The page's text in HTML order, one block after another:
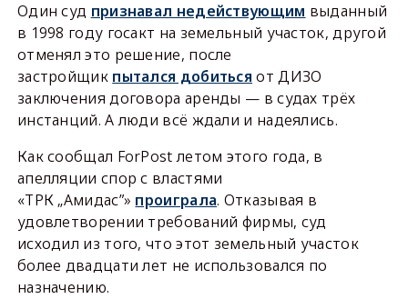
Один суд признавал недействующим выданный
в 1998 году госакт на земельный участок, другой
отменял это решение, после
застройщик пытался добиться от ДИЗО
заключения договора аренды — в судах трёх
инстанций. А люди всё ждали и надеялись.
Как сообщал ForPost летом этого года, в
апелляции спор с властями
«ТРК „Амидас”» проиграла. Отказывая в
удовлетворении требований фирмы, суд
исходил из того, что этот земельный участок
более двадцати лет не использовался по
назначению.